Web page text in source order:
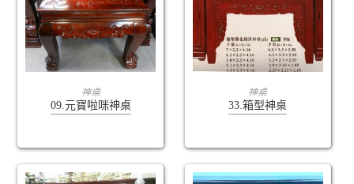
查看內容
神桌
09.元寶啦咪神桌
查看內容
神桌
33.箱型神桌